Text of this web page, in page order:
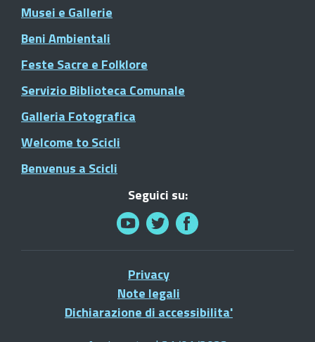
Musei e Gallerie
Beni Ambientali
Feste Sacre e Folklore
Servizio Biblioteca Comunale
Galleria Fotografica
Welcome to Scicli
Benvenus a Scicli
Seguici su:
Privacy
Note legali
Dichiarazione di accessibilita'